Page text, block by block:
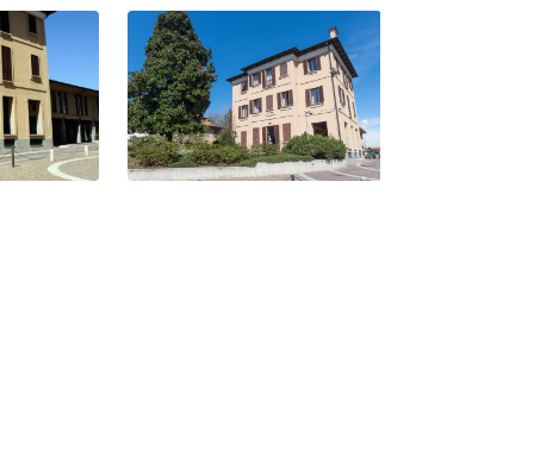
Locale e al terzo piano invece si
della Giunta Comunale.